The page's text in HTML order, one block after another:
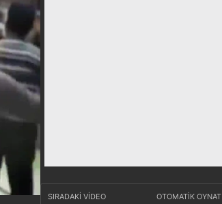
SIRADAKİ VİDEO OTOMATİK OYNAT